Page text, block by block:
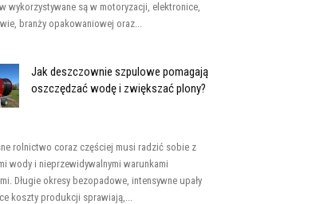
wykorzystywane są w motoryzacji, elektronice,
branży opakowaniowej oraz...
Jak deszczownie szpulowe pomagają
oszczędzać wodę i zwiększać plony?
rolnictwo coraz częściej musi radzić sobie z
wody i nieprzewidywalnymi warunkami
Długie okresy bezopadowe, intensywne upały
koszty produkcji sprawiają,...